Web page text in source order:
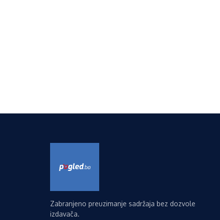
Zabranjeno preuzimanje sadržaja bez dozvole
izdavača.